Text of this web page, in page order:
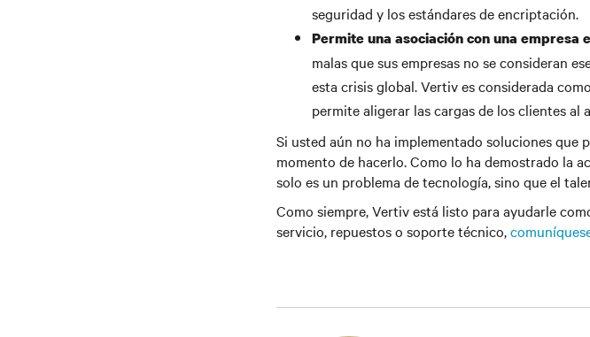
seguridad y los estándares de encriptación.
Permite una asociación con una empresa
malas que sus empresas no se consideran
esta crisis global. Vertiv es considerada
permite aligerar las cargas de los clientes al
Si usted aún no ha implementado soluciones que
momento de hacerlo. Como lo ha demostrado la
solo es un problema de tecnología, sino que el
Como siempre, Vertiv está listo para ayudarle
servicio, repuestos o soporte técnico,